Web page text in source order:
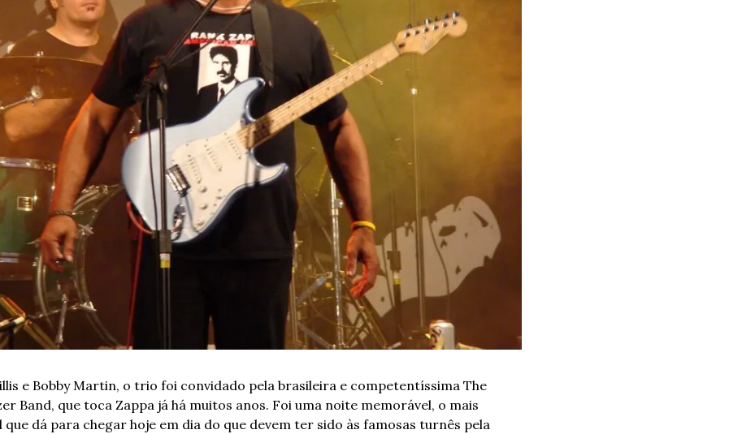
e Bobby Martin, o trio foi convidado pela brasileira e competentíssima The
Band, que toca Zappa já há muitos anos. Foi uma noite memorável, o mais
dá para chegar hoje em dia do que devem ter sido às famosas turnês pela